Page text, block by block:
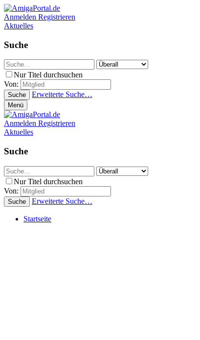
Anmelden Registrieren
Aktuelles
Suche
Nur Titel durchsuchen
Von:
Suche Erweiterte Suche…
Menü
Anmelden Registrieren
Aktuelles
Suche
Nur Titel durchsuchen
Von:
Suche Erweiterte Suche…
Startseite